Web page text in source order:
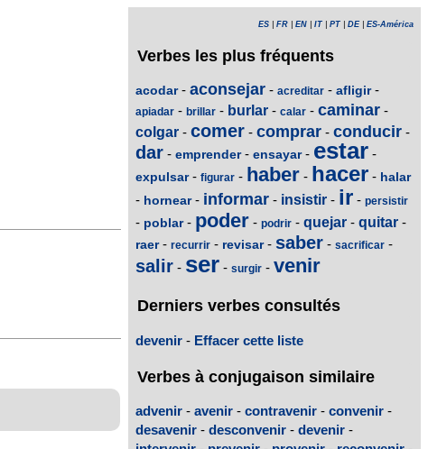
ES FR EN IT PT DE| ES-América
Verbes les plus fréquents
acodar- aconsejar - acreditar - afligir-
apiadar - brillar - burlar - calar - caminar -
colgar - comer - comprar - conducir -
dar - emprender- ensayar- estar -
expulsar- figurar - haber - hacer - halar
- hornear- informar - insistir - ir - persistir
- poblar- poder - podrir - quejar - quitar -
raer- recurrir - revisar- saber - sacrificar -
salir - ser - surgir - venir
Derniers verbes consultés
devenir - Effacer cette liste
Verbes à conjugaison similaire
advenir - avenir - contravenir - convenir -
desavenir - desconvenir - devenir -